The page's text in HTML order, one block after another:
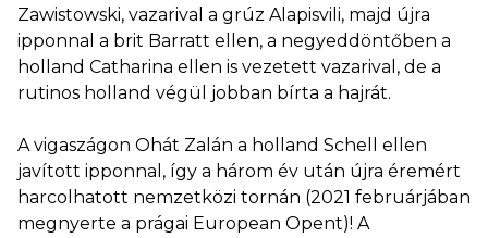
Zawistowski, vazarival a grúz Alapisvili, majd újra
ipponnal a brit Barratt ellen, a negyeddöntőben a
holland Catharina ellen is vezetett vazarival, de a
rutinos holland végül jobban bírta a hajrát.
A vigaszágon Ohát Zalán a holland Schell ellen
javított ipponnal, így a három év után újra éremért
harcolhatott nemzetközi tornán (2021 februárjában
megnyerte a prágai European Opent)! A